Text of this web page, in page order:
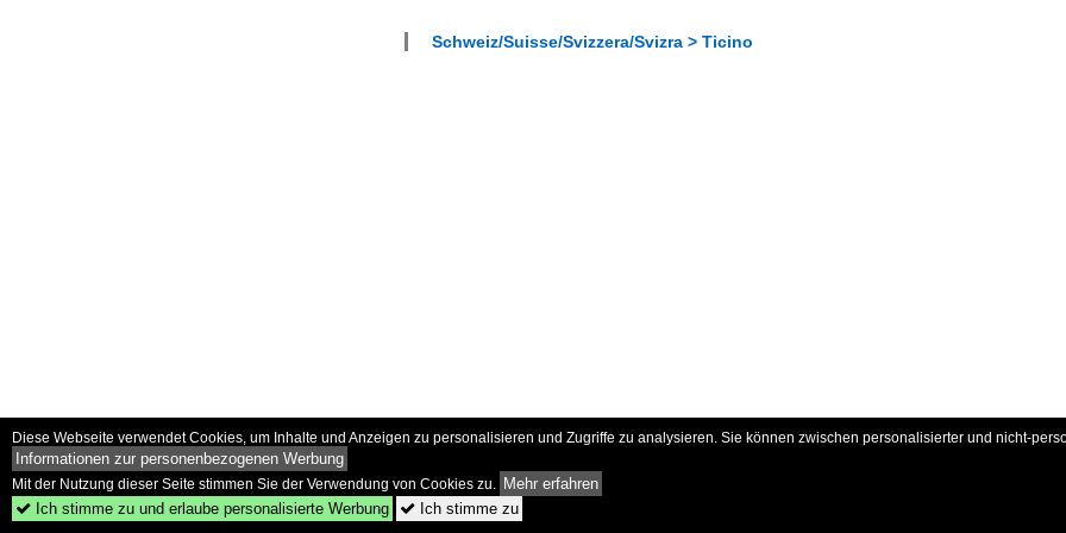
Schweiz/Suisse/Svizzera/Svizra > Ticino
Diese Webseite verwendet Cookies, um Inhalte und Anzeigen zu personalisieren und Zugriffe zu analysieren. Sie können zwischen personalisierter und nicht-
Informationen zur personenbezogenen Werbung
Mit der Nutzung dieser Seite stimmen Sie der Verwendung von Cookies zu. Mehr erfahren
 Ich stimme zu und erlaube personalisierte Werbung  Ich stimme zu